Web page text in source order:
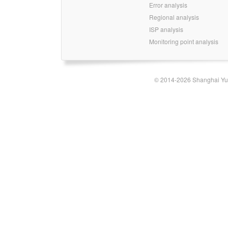
Error analysis
Regional analysis
ISP analysis
Monitoring point analysis
© 2014-2026 Shanghai